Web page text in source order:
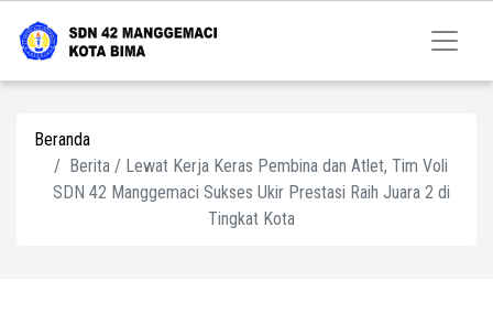
Beranda
Berita / Lewat Kerja Keras Pembina dan Atlet, Tim Voli
SDN 42 Manggemaci Sukses Ukir Prestasi Raih Juara 2 di
Tingkat Kota